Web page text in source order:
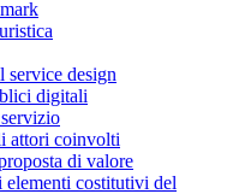
service design
digitali
attori coinvolti
di valore
elementi costitutivi del